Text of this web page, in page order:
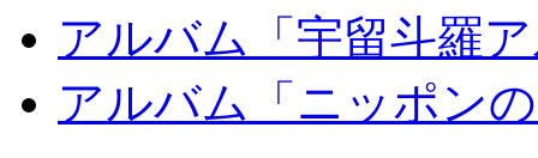
アルバム「宇留斗羅
アルバム「ニッポン